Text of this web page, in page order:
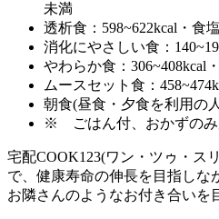
未満
透析食：598~622kcal・食
消化にやさしい食：
やわらか食：306~408kcal
ムースセット食：
朝食(昼食・夕食を利用の
※ ごはん付、おかずのみ
宅配COOK123(ワン・ツゥ・ス
で、健康寿命の伸長を目指しな
お隣さんのようなお付き合いを